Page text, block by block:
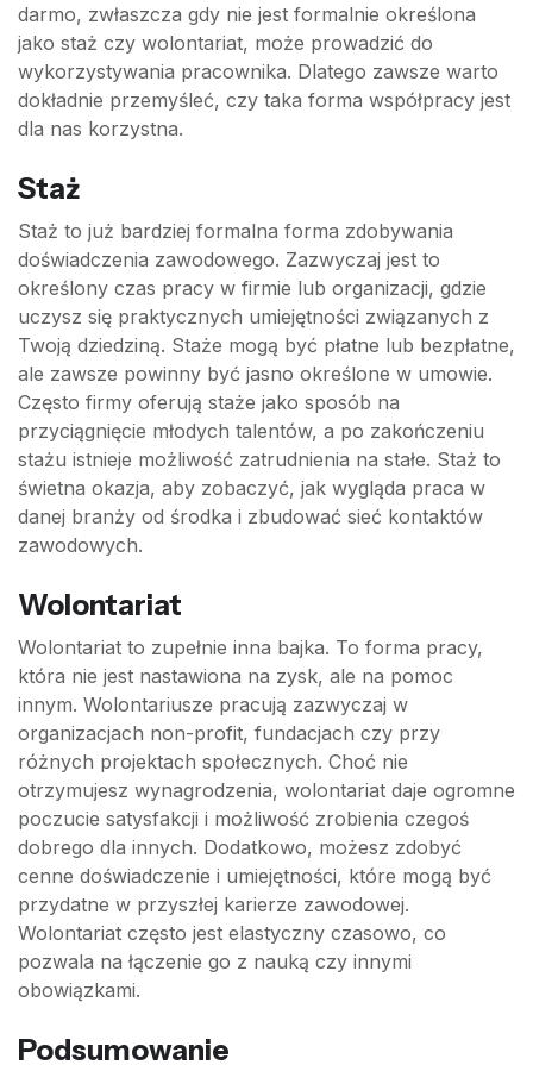
darmo, zwłaszcza gdy nie jest formalnie określona
jako staż czy wolontariat, może prowadzić do
wykorzystywania pracownika. Dlatego zawsze warto
dokładnie przemyśleć, czy taka forma współpracy jest
dla nas korzystna.
Staż
Staż to już bardziej formalna forma zdobywania
doświadczenia zawodowego. Zazwyczaj jest to
określony czas pracy w firmie lub organizacji, gdzie
uczysz się praktycznych umiejętności związanych z
Twoją dziedziną. Staże mogą być płatne lub bezpłatne,
ale zawsze powinny być jasno określone w umowie.
Często firmy oferują staże jako sposób na
przyciągnięcie młodych talentów, a po zakończeniu
stażu istnieje możliwość zatrudnienia na stałe. Staż to
świetna okazja, aby zobaczyć, jak wygląda praca w
danej branży od środka i zbudować sieć kontaktów
zawodowych.
Wolontariat
Wolontariat to zupełnie inna bajka. To forma pracy,
która nie jest nastawiona na zysk, ale na pomoc
innym. Wolontariusze pracują zazwyczaj w
organizacjach non-profit, fundacjach czy przy
różnych projektach społecznych. Choć nie
otrzymujesz wynagrodzenia, wolontariat daje ogromne
poczucie satysfakcji i możliwość zrobienia czegoś
dobrego dla innych. Dodatkowo, możesz zdobyć
cenne doświadczenie i umiejętności, które mogą być
przydatne w przyszłej karierze zawodowej.
Wolontariat często jest elastyczny czasowo, co
pozwala na łączenie go z nauką czy innymi
obowiązkami.
Podsumowanie